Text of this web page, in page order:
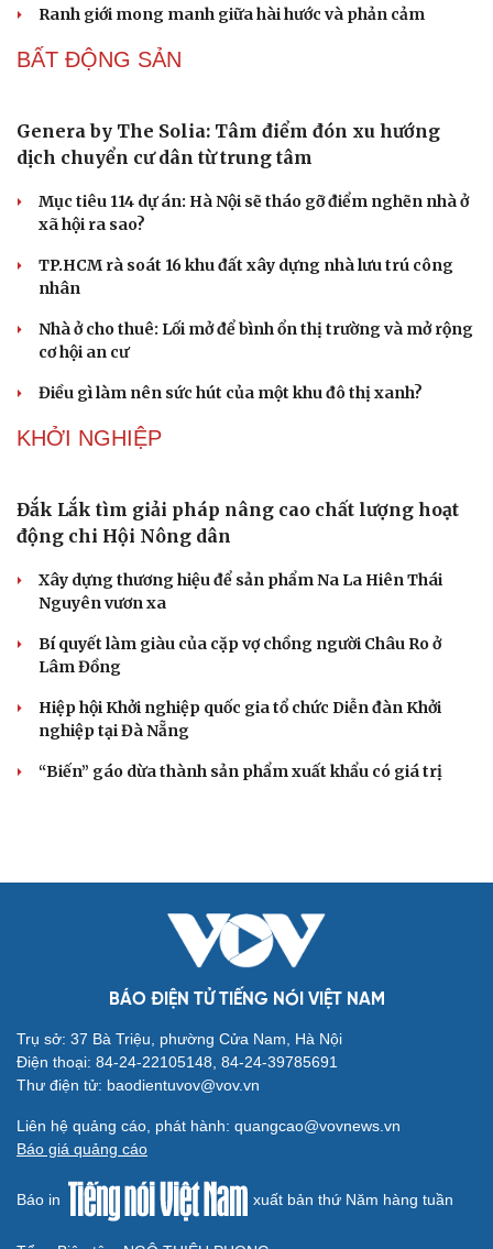
Vĩnh Long kiểm tra phát hiện 17 trường hợp kinh
Giá vàng hôm nay 6/8: Vàng SJC tăng lên 140,3 - 143,3
triệu đồng/lượng
Giá vàng hôm nay 5/8: Vàng trong nước và thế giới
cùng tăng
Giá vàng hôm nay 4/8: Giá bán vàng SJC giảm về mức
140 triệu đồng/lượng
Giá vàng hôm nay 3/8: Giá vàng SJC giao dịch mức 137
-141 triệu đồng/lượng
PODCAST
Lời đề nghị của người tình trẻ về chuyện có con chung
khiến tôi bế tắc ở tuổi 80
Du lịch biển Việt Nam: Muốn bứt phá phải vượt khỏi lợi
thế tự nhiên
Vì một phút buông thả sau hơi men, tôi bàng hoàng
phát hiện mắc bệnh tình dục
Ranh giới mong manh giữa hài hước và phản cảm
BẤT ĐỘNG SẢN
Mục tiêu 114 dự án: Hà Nội sẽ tháo gỡ điểm nghẽn nhà ở
TP.HCM rà soát 16 khu đất xây dựng nhà lưu trú công
Nhà ở cho thuê: Lối mở để bình ổn thị trường và mở rộng
cơ hội an cư
KHỞI NGHIỆP
Đắk Lắk tìm giải pháp nâng cao chất lượng hoạt
động chi Hội Nông dân